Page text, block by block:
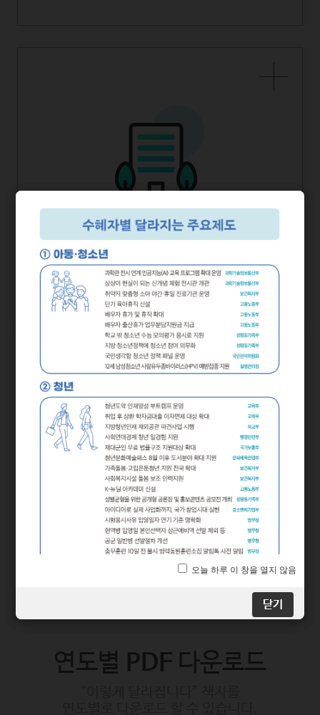
2024년 하반기부터 달라지는
부처별정책
2024년 하반기부터 달라지는
시기별정책
연도별 PDF 다운로드
닫기
닫기